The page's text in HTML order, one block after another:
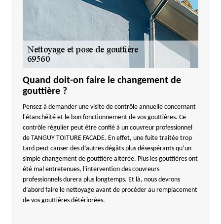
Quand doit-on faire le changement de
gouttière ?
Pensez à demander une visite de contrôle annuelle concernant
l'étanchéité et le bon fonctionnement de vos gouttières. Ce
contrôle régulier peut être confié à un couvreur professionnel
de TANGUY TOITURE FACADE. En effet, une fuite traitée trop
tard peut causer des d’autres dégâts plus désespérants qu’un
simple changement de gouttière altérée. Plus les gouttières ont
été mal entretenues, l'intervention des couvreurs
professionnels durera plus longtemps. Et là, nous devrons
d’abord faire le nettoyage avant de procéder au remplacement
de vos gouttières détériorées.